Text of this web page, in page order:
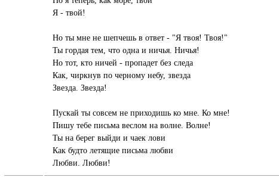
Я - твой!
Но ты мне не шепчешь в ответ - "Я твоя! Твоя!"
Ты гордая тем, что одна и ничья. Ничья!
Но тот, кто ничей - пропадет без следа
Как, чиркнув по черному небу, звезда
Звезда. Звезда!
Пускай ты совсем не приходишь ко мне. Ко мне!
Пишу тебе письма веслом на волне. Волне!
Ты на берег выйди и чаек лови
Как будто летящие письма любви
Любви. Любви!